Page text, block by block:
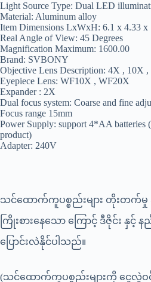
Light Source Type: Dual LED
Material: Aluminum alloy
Item Dimensions LxWxH: 6.1 x 4.33 x
Real Angle of View: 45 Degrees
Magnification Maximum: 1600.00
Brand: SVBONY
Objective Lens Description: 4X , 10X ,
Eyepiece Lens: WF10X , WF20X
Expander : 2X
Dual focus system: Coarse and fine
Focus range 15mm
Power Supply: support 4*AA batteries
product)
Adapter: 240V
သင်ထောက်ကူပစ္စည်းများ တိုးတက်
ကြိုးစားနေသော ကြောင့် ဒီဇိုင်း နှင့် န
ပြောင်းလဲနိုင်ပါသည်။
(သင်ထောက်ကူပစ္စည်းများကို ငွေလွဲဝင်